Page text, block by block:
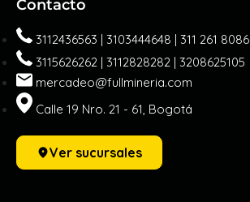
Contacto
3112436563 | 3103444648 | 311 261 8086
3115626262 | 3112828282 | 3208625105
mercadeo@fullmineria.com
Calle 19 Nro. 21 - 61, Bogotá
Ver sucursales